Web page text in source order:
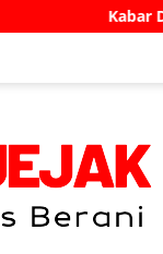
Advokat No Viral